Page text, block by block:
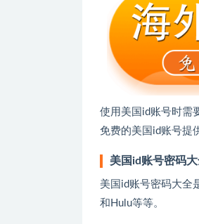
使用美国id账号时需
免费的美国id账号提
美国id账号密码
美国id账号密码大全
和Hulu等等。